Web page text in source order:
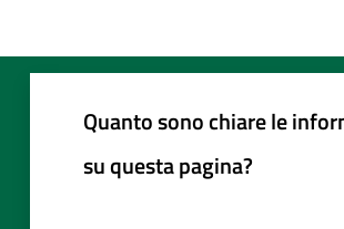
Quanto sono chiare le
su questa pagina?